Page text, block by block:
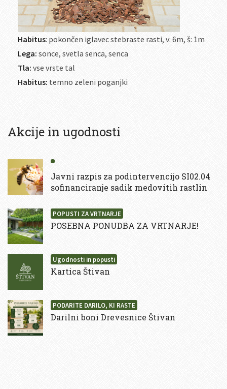
Habitus: pokončen iglavec stebraste rasti, v: 6m, š: 1m
Lega: sonce, svetla senca, senca
Tla: vse vrste tal
Habitus: temno zeleni poganjki
Akcije in ugodnosti
Javni razpis za podintervencijo SI02.04
sofinanciranje sadik medovitih rastlin
POPUSTI ZA VRTNARJE
POSEBNA PONUDBA ZA VRTNARJE!
Ugodnosti in popusti
Kartica Štivan
PODARITE DARILO, KI RASTE
Darilni boni Drevesnice Štivan